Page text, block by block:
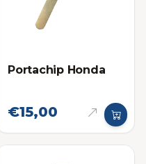
Portachip Honda
€15,00